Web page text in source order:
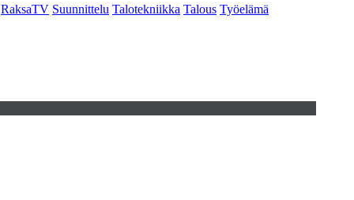
RaksaTV Suunnittelu Talotekniikka Talous Työelämä